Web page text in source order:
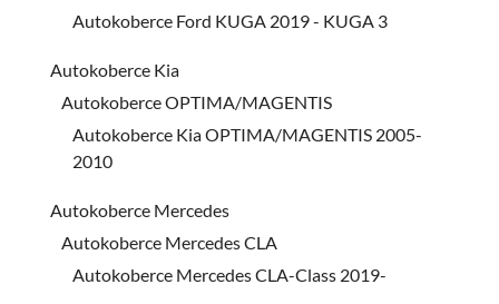
Autokoberce Ford KUGA 2019 - KUGA 3
Autokoberce Kia
Autokoberce OPTIMA/MAGENTIS
Autokoberce Kia OPTIMA/MAGENTIS 2005-
2010
Autokoberce Mercedes
Autokoberce Mercedes CLA
Autokoberce Mercedes CLA-Class 2019-